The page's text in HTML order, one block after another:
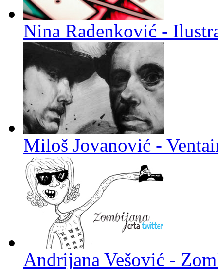
Nina Radenković -
Miloš Jovanović -
Andrijana Vešović -